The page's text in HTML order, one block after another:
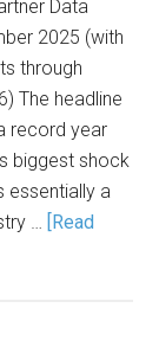
Data
2025 (with
through
The headline
record year
biggest shock
essentially a
… [Read